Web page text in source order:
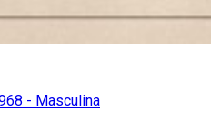
- Masculina